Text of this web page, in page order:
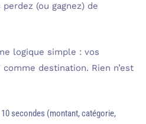
(ou gagnez) de
logique simple : vos
destination. Rien n’est
secondes (montant, catégorie,